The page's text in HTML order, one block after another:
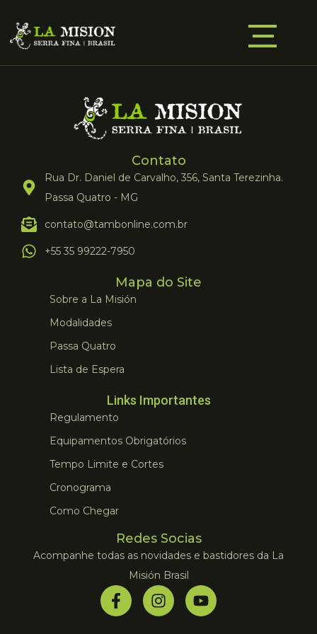
Contato
Rua Dr. Daniel de Carvalho, 356, Santa Terezinha.
Passa Quatro - MG
contato@tambonline.com.br
+55 35 99222-7950
Mapa do Site
Sobre a La Misión
Modalidades
Passa Quatro
Lista de Espera
Links Importantes
Regulamento
Equipamentos Obrigatórios
Tempo Limite e Cortes
Cronograma
Como Chegar
Redes Socias
Acompanhe todas as novidades e bastidores da La
Misión Brasil